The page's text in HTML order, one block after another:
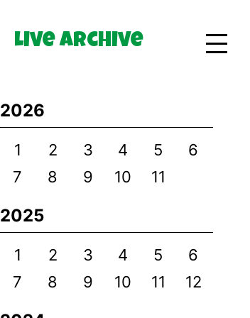
Live Archive
2026
1 2 3 4 5
6
7
8 9 10 11
2025
1 2 3 4 5
6
7
8 9 10 11 12